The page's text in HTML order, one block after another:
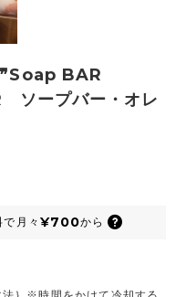
❞Soap BAR
ープバー・オレ
で 月々 ¥700から